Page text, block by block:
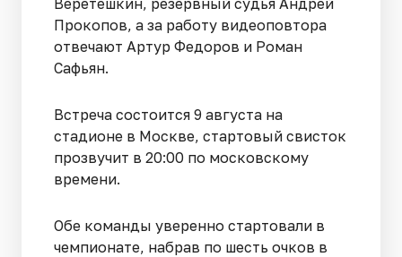
Прокопов, а за работу видеоповтора
отвечают Артур Федоров и Роман
Сафьян.
Встреча состоится 9 августа на
стадионе в Москве, стартовый свисток
прозвучит в 20:00 по московскому
времени.
Обе команды уверенно стартовали в
чемпионате, набрав по шесть очков в